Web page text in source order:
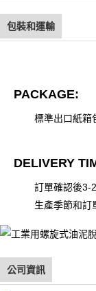
包裝和運輸
PACKAGE:
標準出口紙箱
DELIVERY
訂單確認後3-
生產季節和訂
公司資訊